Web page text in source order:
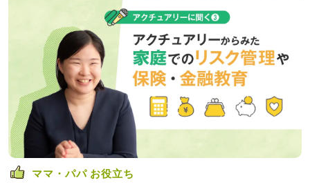
ママ・パパ お役立ち